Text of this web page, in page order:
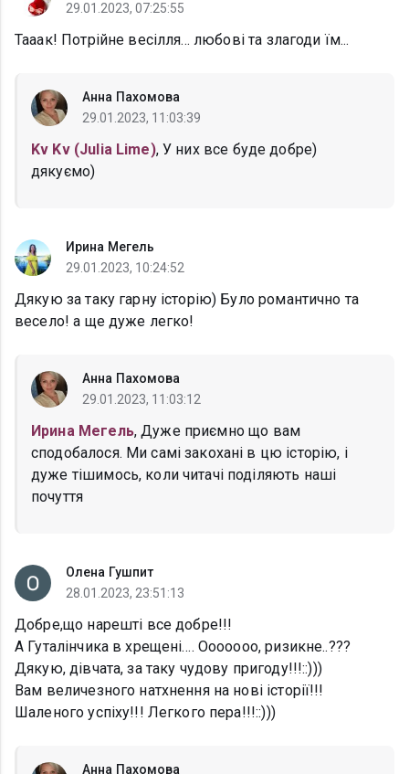
29.01.2023, 07:25:55
Тааак! Потрійне весілля... любові та злагоди їм...
Анна Пахомова
29.01.2023, 11:03:39
Kv Kv (Julia Lime), У них все буде добре)
дякуємо)
Ирина Мегель
29.01.2023, 10:24:52
Дякую за таку гарну історію) Було романтично та
весело! а ще дуже легко!
Анна Пахомова
29.01.2023, 11:03:12
Ирина Мегель, Дуже приємно що вам
сподобалося. Ми самі закохані в цю історію, і
дуже тішимось, коли читачі поділяють наші
почуття
Олена Гушпит
28.01.2023, 23:51:13
Добре,що нарешті все добре!!!
А Гуталінчика в хрещені…. Ооооооо, ризикне..???
Дякую, дівчата, за таку чудову пригоду!!!::)))
Вам величезного натхнення на нові історії!!!
Шаленого успіху!!! Легкого пера!!!::)))
Анна Пахомова